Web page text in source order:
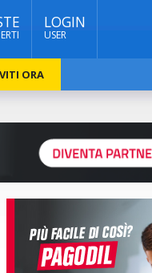
LOGIN
USER
ORA